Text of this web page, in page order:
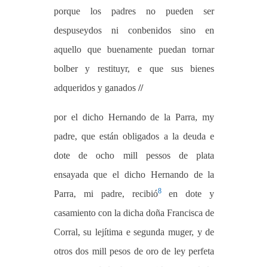
porque los padres no pueden ser
despuseydos ni conbenidos sino en
aquello que buenamente puedan tornar
bolber y restituyr, e que sus bienes
adqueridos y ganados//
por el dicho Hernando de la Parra, my
padre, que están obligados a la deuda e
dote de ocho mill pessos de plata
ensayada que el dicho Hernando de la
Parra, mi padre, recibió8en dote y
casamiento con la dicha doña Francisca de
Corral, su lejítima e segunda muger, y de
otros dos mill pesos de oro de ley perfeta